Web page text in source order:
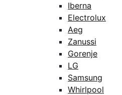
Iberna
Electrolux
Aeg
Zanussi
Gorenje
LG
Samsung
Whirlpool